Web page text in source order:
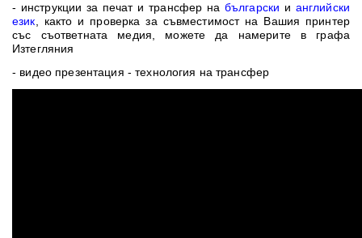
- инструкции за печат и трансфер на български и английски
език , както и проверказа съвместимост на Вашия принтер
със съответната медия, можете да намерите в графа
Изтегляния
- видео презентация - технология на трансфер